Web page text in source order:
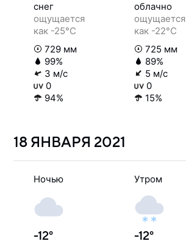
снег
ощущается
как -25°C
729 мм
99%
3 м/с
0
94%
облачно
ощущается
как -22°C
725 мм
89%
5 м/с
0
15%
18 ЯНВАРЯ 2021
Ночью
-12°
Утром
-12°